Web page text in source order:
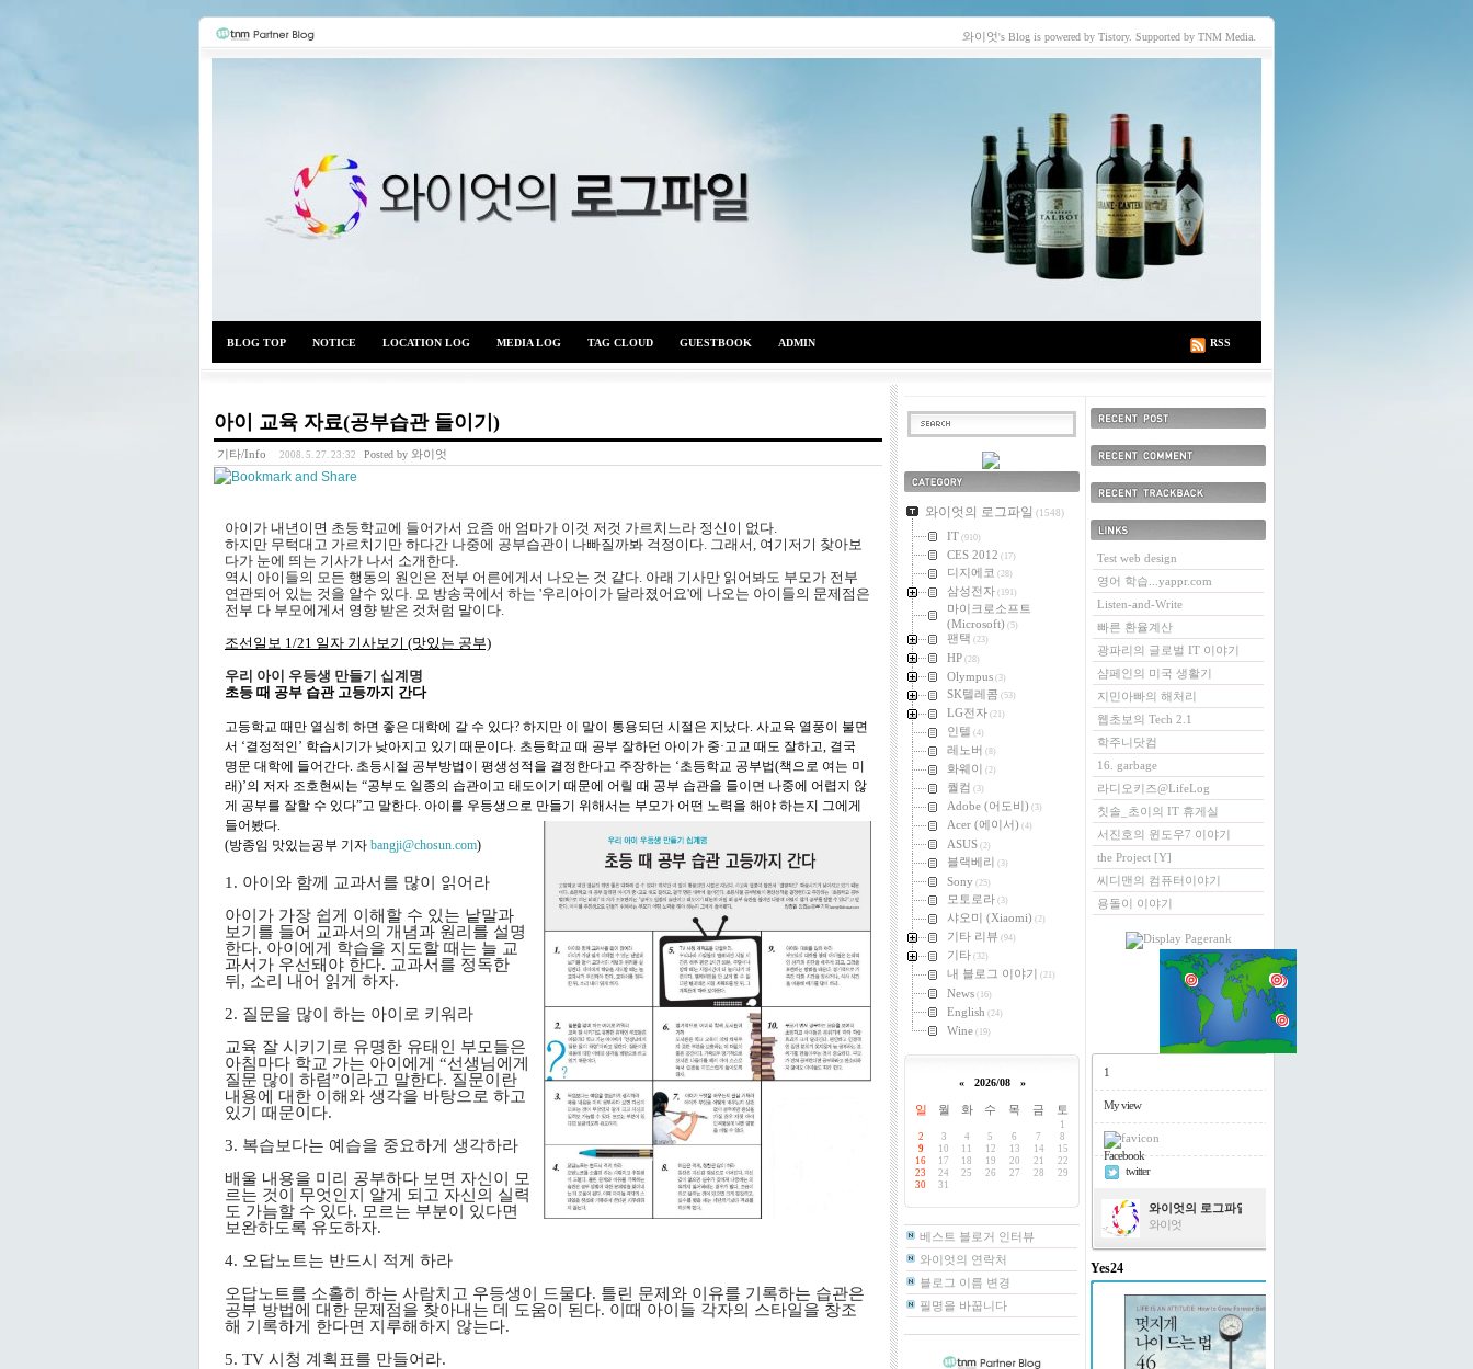
와이엇's Blog is powered by Tistory. Supported by TNM Media.
BLOG TOP NOTICE LOCATION LOG MEDIA LOG TAG CLOUD GUESTBOOK ADMIN RSS
아이 교육 자료(공부습관 들이기)
기타/Info 2008. 5. 27. 23:32 Posted by 와이엇
아이가 내년이면 초등학교에 들어가서 요즘 애 엄마가 이것 저것 가르치느라 정신이 없다.
하지만 무턱대고 가르치기만 하다간 나중에 공부습관이 나빠질까봐 걱정이다. 그래서, 여기저기 찾아보
다가 눈에 띄는 기사가 나서 소개한다.
역시 아이들의 모든 행동의 원인은 전부 어른에게서 나오는 것 같다. 아래 기사만 읽어봐도 부모가 전부
연관되어 있는 것을 알수 있다. 모 방송국에서 하는 '우리아이가 달라졌어요'에 나오는 아이들의 문제점은
전부 다 부모에게서 영향 받은 것처럼 말이다.
조선일보 1/21 일자 기사보기 (맛있는 공부)
우리 아이 우등생 만들기 십계명
초등 때 공부 습관 고등까지 간다
고등학교 때만 열심히 하면 좋은 대학에 갈 수 있다? 하지만 이 말이 통용되던 시절은 지났다. 사교육 열풍이 불면
서 ‘결정적인’ 학습시기가 낮아지고 있기 때문이다. 초등학교 때 공부 잘하던 아이가 중·고교 때도 잘하고, 결국
명문 대학에 들어간다. 초등시절 공부방법이 평생성적을 결정한다고 주장하는 ‘초등학교 공부법(책으로 여는 미
래)’의 저자 조호현씨는 “공부도 일종의 습관이고 태도이기 때문에 어릴 때 공부 습관을 들이면 나중에 어렵지 않
게 공부를 잘할 수 있다”고 말한다. 아이를 우등생으로 만들기 위해서는 부모가 어떤 노력을 해야 하는지 그에게
들어봤다.
(방종임 맛있는공부 기자 bangji@chosun.com)
1. 아이와 함께 교과서를 많이 읽어라
아이가 가장 쉽게 이해할 수 있는 낱말과
보기를 들어 교과서의 개념과 원리를 설명
한다. 아이에게 학습을 지도할 때는 늘 교
과서가 우선돼야 한다. 교과서를 정독한
뒤, 소리 내어 읽게 하자.
2. 질문을 많이 하는 아이로 키워라
교육 잘 시키기로 유명한 유태인 부모들은
아침마다 학교 가는 아이에게 “선생님에게
질문 많이 하렴”이라고 말한다. 질문이란
내용에 대한 이해와 생각을 바탕으로 하고
있기 때문이다.
3. 복습보다는 예습을 중요하게 생각하라
배울 내용을 미리 공부하다 보면 자신이 모
르는 것이 무엇인지 알게 되고 자신의 실력
도 가늠할 수 있다. 모르는 부분이 있다면
보완하도록 유도하자.
4. 오답노트는 반드시 적게 하라
오답노트를 소홀히 하는 사람치고 우등생이 드물다. 틀린 문제와 이유를 기록하는 습관은
공부 방법에 대한 문제점을 찾아내는 데 도움이 된다. 이때 아이들 각자의 스타일을 창조
해 기록하게 한다면 지루해하지 않는다.
5. TV 시청 계획표를 만들어라.
카테고리
와이엇의 로그파일 (1548)
IT (910)
CES 2012 (17)
디지에코 (28)
삼성전자 (191)
마이크로소프트
(Microsoft) (5)
팬택 (23)
HP (28)
Olympus (3)
SK텔레콤 (53)
LG전자 (21)
인텔 (4)
레노버 (8)
화웨이 (2)
퀄컴 (3)
Adobe (어도비) (3)
Acer (에이서) (4)
ASUS (2)
블랙베리 (3)
Sony (25)
모토로라 (3)
샤오미 (Xiaomi) (2)
기타 리뷰 (94)
기타 (32)
내 블로그 이야기 (21)
News (16)
English (24)
Wine (19)
« 2026/08 »
일 월 화 수 목 금 토
1
2
3 4 5 6 7
8
9
10 11 12 13 14
15
16
17 18 19 20 21
22
23
24 25 26 27 28
29
30
31
베스트 블로거 인터뷰
와이엇의 연락처
블로그 이름 변경
필명을 바꿉니다
링크
Test web design
영어 학습...yappr.com
Listen-and-Write
빠른 환율계산
광파리의 글로벌 IT 이야기
샴페인의 미국 생활기
지민아빠의 해처리
웹초보의 Tech 2.1
학주니닷컴
16. garbage
라디오키즈@LifeLog
칫솔_초이의 IT 휴게실
서진호의 윈도우7 이야기
the Project [Y]
씨디맨의 컴퓨터이야기
용돌이 이야기
1
My view
Facebook
twitter
와이엇의 로그파일
와이엇
Yes24